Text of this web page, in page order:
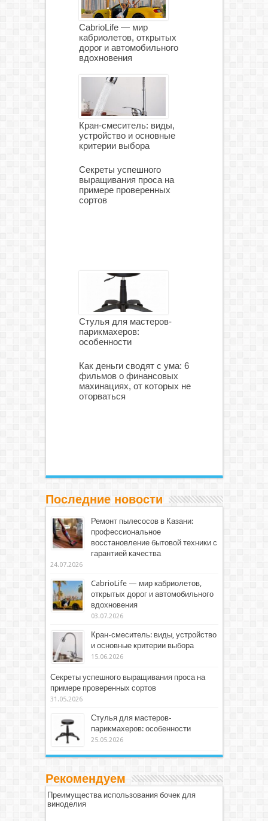
CabrioLife — мир
кабриолетов, открытых
дорог и автомобильного
вдохновения
Кран-смеситель: виды,
устройство и основные
критерии выбора
Секреты успешного
выращивания проса на
примере проверенных
сортов
Стулья для мастеров-
парикмахеров:
особенности
Как деньги сводят с ума: 6
фильмов о финансовых
махинациях, от которых не
оторваться
Последние новости
Ремонт пылесосов в Казани:
профессиональное
восстановление бытовой техники с
гарантией качества
24.07.2026
CabrioLife — мир кабриолетов,
открытых дорог и автомобильного
вдохновения
03.07.2026
Кран-смеситель: виды, устройство
и основные критерии выбора
15.06.2026
Секреты успешного выращивания проса на
примере проверенных сортов
31.05.2026
Стулья для мастеров-
парикмахеров: особенности
25.05.2026
Рекомендуем
Преимущества использования бочек для
виноделия